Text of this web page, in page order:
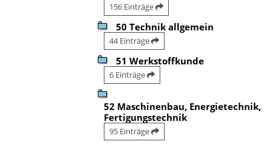
156 Einträge
50 Technik allgemein
44 Einträge
51 Werkstoffkunde
6 Einträge
52 Maschinenbau, Energietechnik,
Fertigungstechnik
95 Einträge